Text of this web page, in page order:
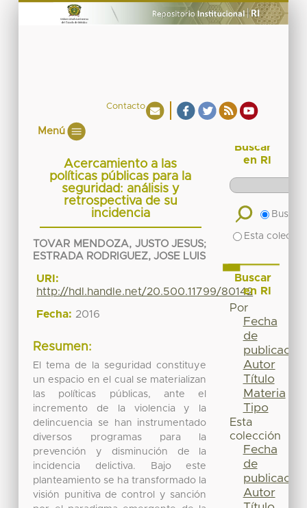
Contacto
Menú
Acercamiento a las
políticas públicas para la
seguridad: análisis y
retrospectiva de su
incidencia
TOVAR MENDOZA, JUSTO JESUS;
ESTRADA RODRIGUEZ, JOSE LUIS
URI:
http://hdl.handle.net/20.500.11799/80142
Fecha: 2016
Resumen:
El tema de la seguridad constituye
un espacio en el cual se materializan
las políticas públicas, ante el
incremento de la violencia y la
delincuencia se han instrumentado
diversos programas para la
prevención y disminución de la
incidencia delictiva. Bajo este
planteamiento se ha transformado la
visión punitiva de control y sanción
Buscar
en RI
Buscar
Esta
Buscar
en RI
Por
Fecha
de
publicación
Autor
Título
Materia
Tipo
Esta
colección
Fecha
de
publicación
Autor